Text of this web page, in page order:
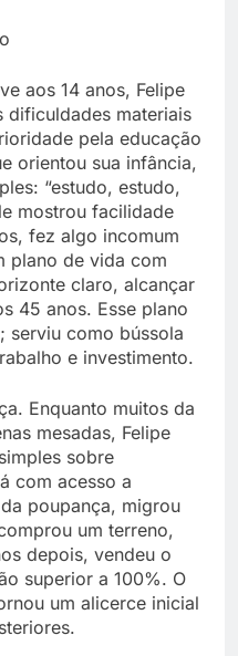
aos 14 anos, Felipe
dificuldades materiais
pela educação
orientou sua infância,
“estudo, estudo,
mostrou facilidade
fez algo incomum
plano de vida com
claro, alcançar
45 anos. Esse plano
serviu como bússola
e investimento.
Enquanto muitos da
mesadas, Felipe
sobre
com acesso a
poupança, migrou
um terreno,
depois, vendeu o
superior a 100%. O
um alicerce inicial